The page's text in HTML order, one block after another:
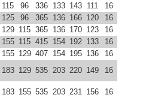
115 96 336 133 143 111
16
125 96 365 136 166 120
16
129 115 365 136 170 123
16
155 115 415 154 192 133
16
155 129 407 154 195 136
16
183 129 535 203 220 149
16
183 155 535 203 231 156 16